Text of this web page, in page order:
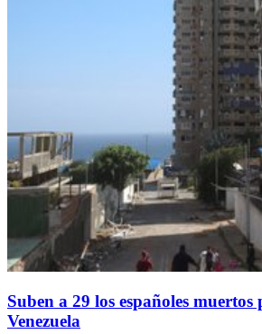
Suben a 29 los españoles
Venezuela